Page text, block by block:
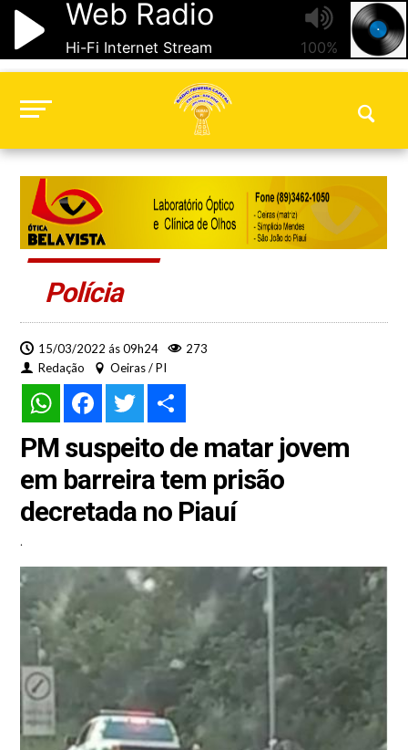
Polícia
15/03/2022 ás 09h24
273
Redação
Oeiras / PI
WhatsAppFacebookTwitter
PM suspeito de matar jovem
em barreira tem prisão
decretada no Piauí
.